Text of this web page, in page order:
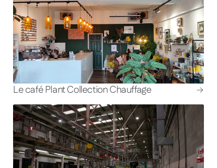
Le café Plant Collection Chauffage